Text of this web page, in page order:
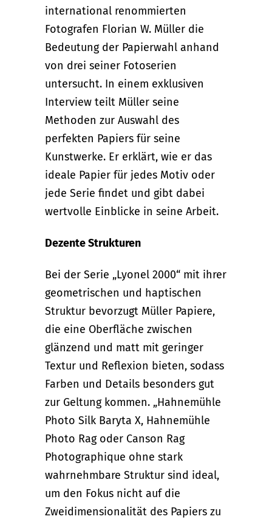
international renommierten
Fotografen Florian W. Müller die
Bedeutung der Papierwahl anhand
von drei seiner Fotoserien
untersucht. In einem exklusiven
Interview teilt Müller seine
Methoden zur Auswahl des
perfekten Papiers für seine
Kunstwerke. Er erklärt, wie er das
ideale Papier für jedes Motiv oder
jede Serie findet und gibt dabei
wertvolle Einblicke in seine Arbeit.
Dezente Strukturen
Bei der Serie „Lyonel 2000“ mit ihrer
geometrischen und haptischen
Struktur bevorzugt Müller Papiere,
die eine Oberfläche zwischen
glänzend und matt mit geringer
Textur und Reflexion bieten, sodass
Farben und Details besonders gut
zur Geltung kommen. „Hahnemühle
Photo Silk Baryta X, Hahnemühle
Photo Rag oder Canson Rag
Photographique ohne stark
wahrnehmbare Struktur sind ideal,
um den Fokus nicht auf die
Zweidimensionalität des Papiers zu